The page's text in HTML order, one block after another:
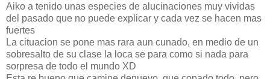
Aiko a tenido unas especies de alucinaciones muy vividas
del pasado que no puede explicar y cada vez se hacen mas
fuertes
La cituacion se pone mas rara aun cunado, en medio de un
sobresalto de su clase la loca se para como si nada para
sorpresa de todo el mundo XD